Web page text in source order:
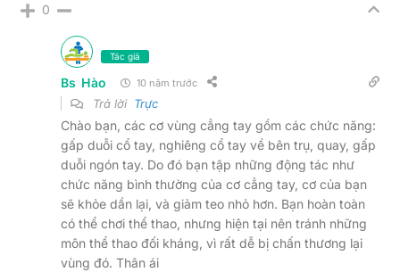
0
Tác giả
Bs Hào 10 năm trước
Trả lời Trực
Chào bạn, các cơ vùng cẳng tay gồm các chức năng:
gấp duỗi cổ tay, nghiêng cổ tay về bên trụ, quay, gấp
duỗi ngón tay. Do đó bạn tập những động tác như
chức năng bình thường của cơ cẳng tay, cơ của bạn
sẽ khỏe dần lại, và giảm teo nhỏ hơn. Bạn hoàn toàn
có thể chơi thể thao, nhưng hiện tại nên tránh những
môn thể thao đối kháng, vì rất dễ bị chấn thương lại
vùng đó. Thân ái